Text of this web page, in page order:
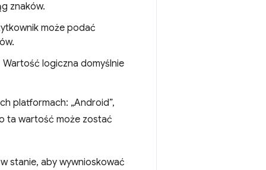
znaków.
może podać
Wartość logiczna domyślnie
platformach: „Android”,
ta wartość może zostać
stanie, aby wywnioskować